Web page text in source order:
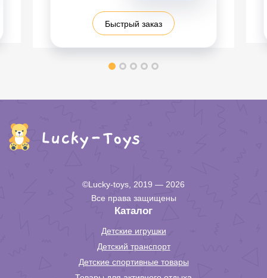
Быстрый заказ
©Lucky-toys, 2019 — 2026
Все права защищены
Каталог
Детские игрушки
Детский транспорт
Детские спортивные товары